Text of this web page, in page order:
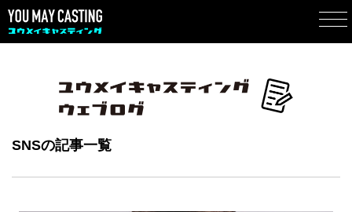
SNSの記事一覧